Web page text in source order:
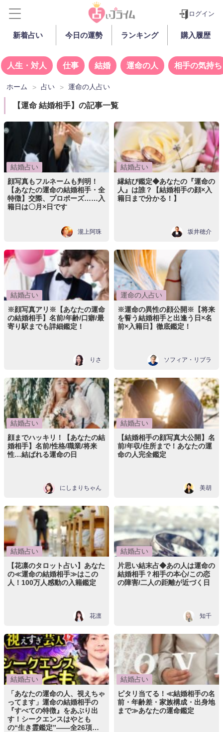
ログイン
新着占い 今日の運勢 ランキング 購入履歴
人生・対人 仕事 結婚 運命の人 相手の気持ち
ホーム 占い 運命の人占い
【運命 結婚相手】の記事一覧
結婚占い
顔写真もフルネームも判明！
【あなたの運命の結婚相手・全
特徴】交際、プロポーズ……入
籍日は〇月×日です
瀧上阿珠
結婚占い
縁結び鑑定◆あなたの『運命の
人』は誰？【結婚相手の顔×入
籍日まで分かる！】
坂井穂介
結婚占い
※顔写真アリ※【あなたの運命
の結婚相手】名前/年齢/口癖/最
寄り駅までも詳細鑑定！
りさ
運命の人占い
※運命の異性の顔公開※【将来
を誓う結婚相手と出逢う日×名
前×入籍日】徹底鑑定！
ソフィア・リブラ
結婚占い
顔までハッキリ！【あなたの結
婚相手】名前/性格/職業/将来
性…結ばれる運命の日
にしまりちゃん
結婚占い
【結婚相手の顔写真大公開】名
前/年収/住所まで！あなたの運
命の人完全鑑定
美胡
結婚占い
【花凛のタロット占い】あなた
の≪運命の結婚相手≫はこの
人！100万人感動の入籍鑑定
花凛
結婚占い
片思い結末占◆あの人は運命の
結婚相手？相手の本心/この恋
の障害/二人の距離が近づく日
知千
結婚占い
「あなたの運命の人、視えちゃ
ってます」運命の結婚相手の
『すべての特徴』をあぶり出
す！シークエンスはやとも
の“生き霊鑑定”――全26項目
結婚占い
ピタリ当てる！≪結婚相手の名
前・年齢差・家族構成・出身地
まで≫あなたの運命鑑定